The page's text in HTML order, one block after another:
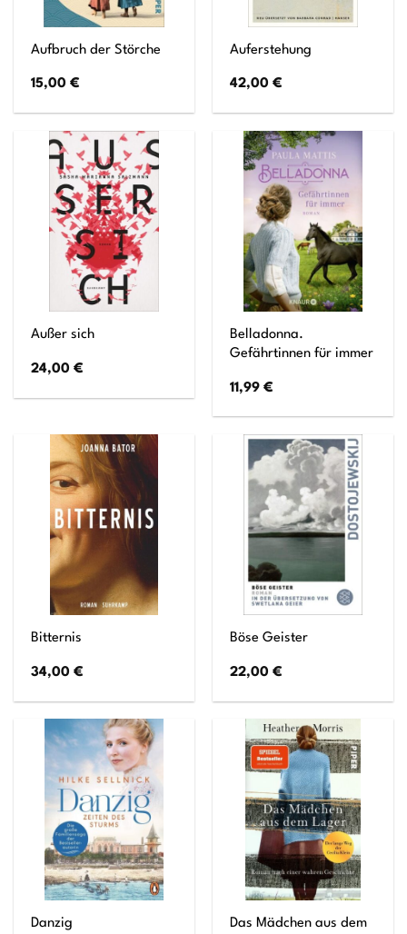
Aufbruch der Störche
15,00€
Auferstehung
42,00€
Außer sich
24,00€
Belladonna.
Gefährtinnen für immer
11,99€
Bitternis
34,00€
Böse Geister
22,00€
Danzig
Das Mädchen aus dem